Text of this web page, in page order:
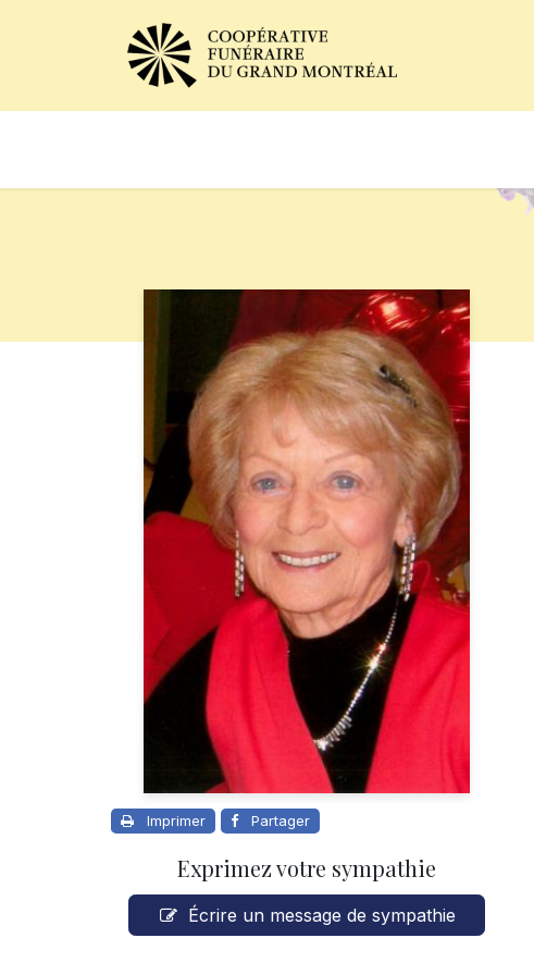
Imprimer Partager
Exprimez votre sympathie
Écrire un message de sympathie